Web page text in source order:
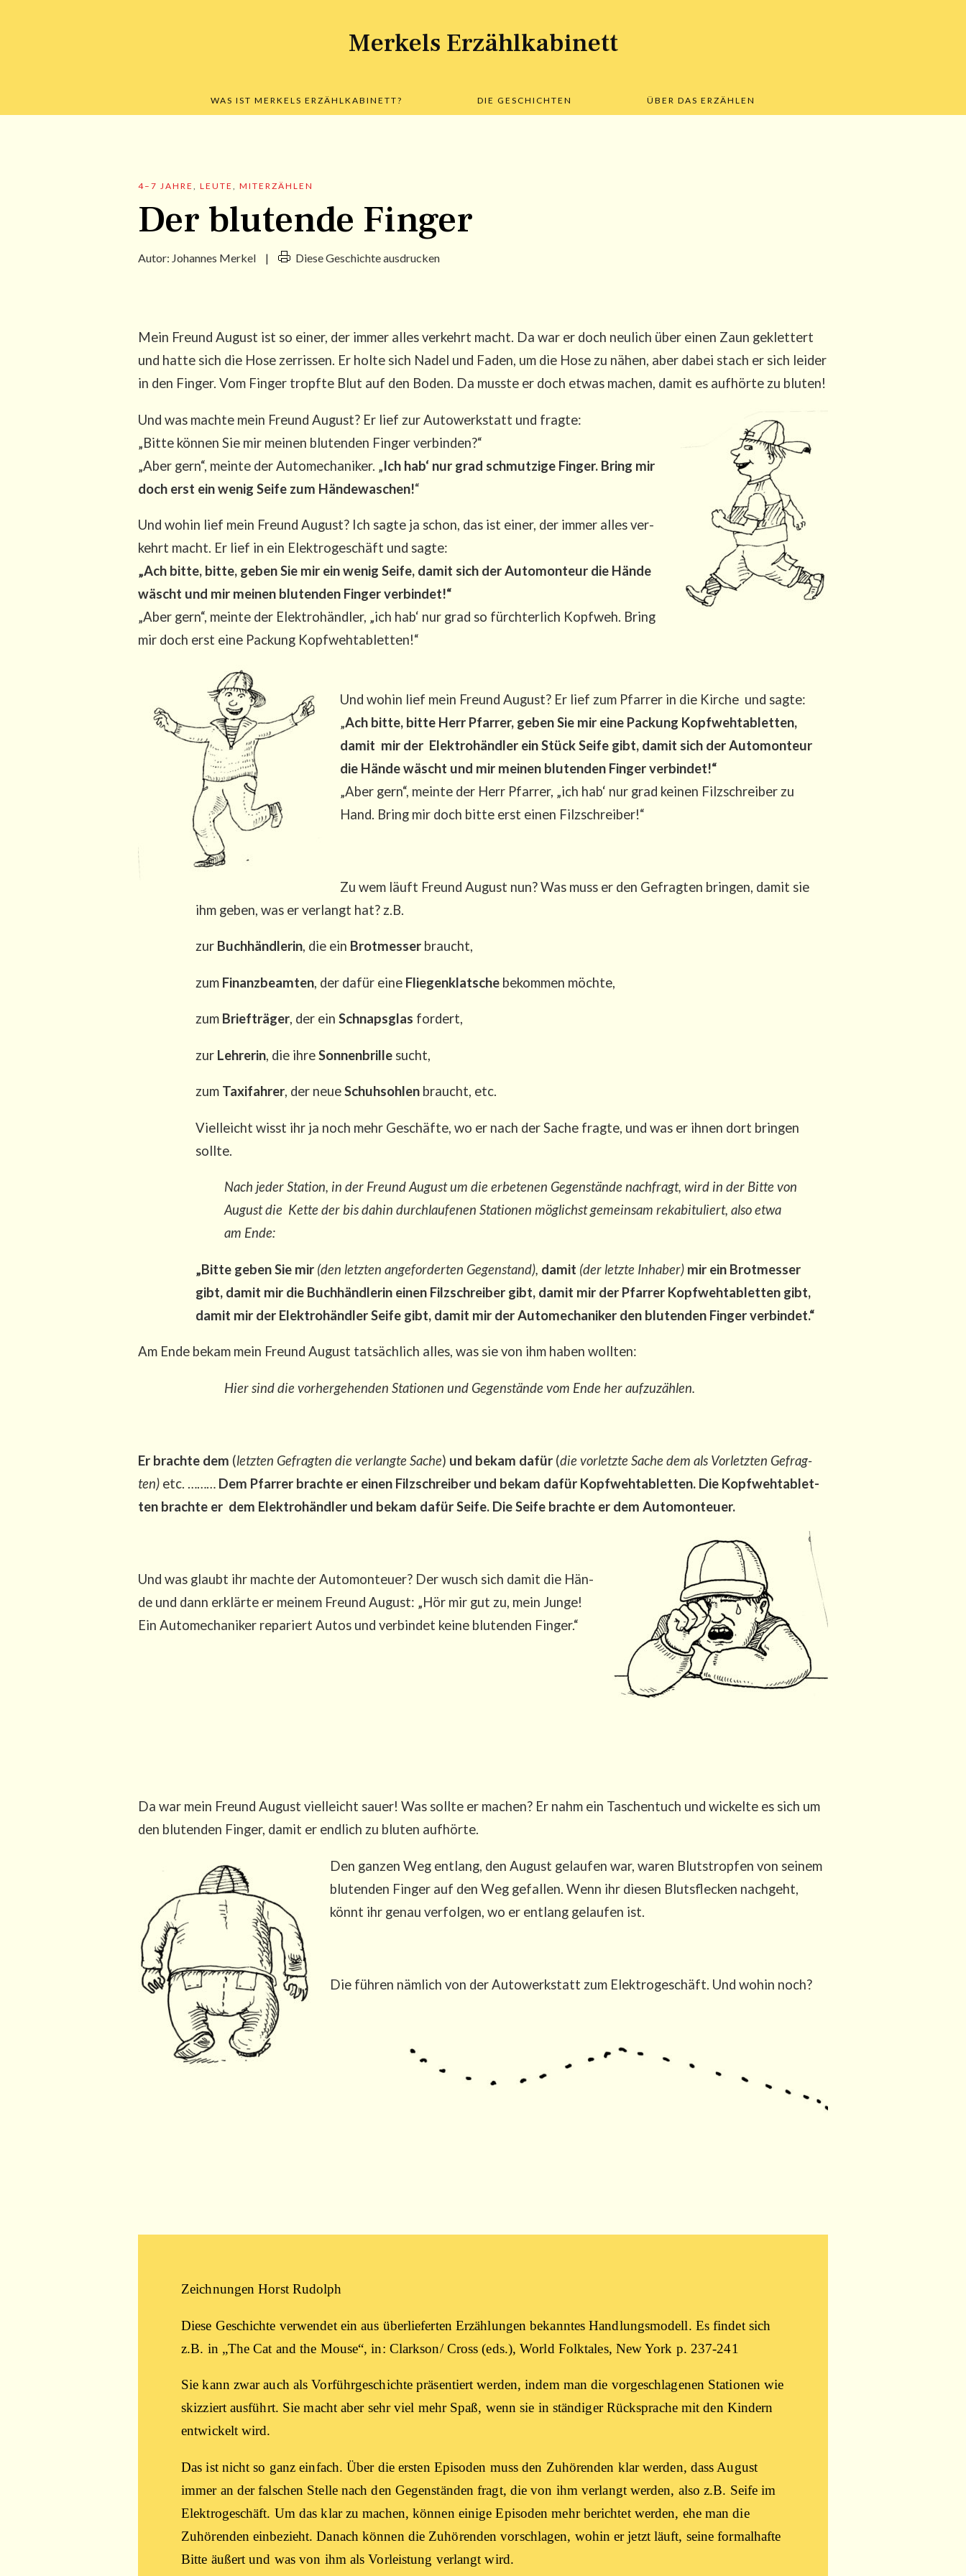
Merkels Erzählkabinett
Skip
WAS IST MERKELS ERZÄHLKABINETT? DIE GESCHICHTEN ÜBER DAS ERZÄHLEN
4–7 JAHRE , LEUTE , MITERZÄHLEN
Der blutende Finger
Autor: Johannes Merkel | Diese Geschichte ausdrucken
Mein Freund August ist so einer, der immer alles ver­kehrt macht. Da war er doch neu­lich über einen Zaun geklet­tert
und hat­te sich die Hose zer­ris­sen. Er hol­te sich Nadel und Faden, um die Hose zu nähen, aber dabei stach er sich lei­der
in den Fin­ger. Vom Fin­ger tropf­te Blut auf den Boden. Da muss­te er doch etwas machen, damit es auf­hör­te zu bluten!
Und was mach­te mein Freund August? Er lief zur Auto­werk­statt und frag­te:
„Bit­te kön­nen Sie mir mei­nen blu­ten­den Fin­ger ver­bin­den?“
„Aber gern“, mein­te der Auto­me­cha­ni­ker. „Ich hab‘ nur grad schmut­zi­ge Fin­ger. Bring mir
doch erst ein wenig Sei­fe zum Hän­de­wa­schen!“
Und wohin lief mein Freund August? Ich sag­te ja schon, das ist einer, der immer alles ver­
kehrt macht. Er lief in ein Elek­tro­ge­schäft und sag­te:
„Ach bit­te, bit­te, geben Sie mir ein wenig Sei­fe, damit sich der Auto­mon­teur die Hän­de
wäscht und mir mei­nen blu­ten­den Fin­ger ver­bin­det!“
„Aber gern“, mein­te der Elek­tro­händ­ler, „ich hab‘ nur grad so fürch­ter­lich Kopf­weh. Bring
mir doch erst eine Packung Kopfwehtabletten!“
Und wohin lief mein Freund August? Er lief zum Pfar­rer in die Kir­che und sag­te:
„Ach bit­te, bit­te Herr Pfar­rer, geben Sie mir eine Packung Kopf­weh­ta­blet­ten,
damit mir der Elek­tro­händ­ler ein Stück Sei­fe gibt, damit sich der Auto­mon­teur
die Hän­de wäscht und mir mei­nen blu­ten­den Fin­ger ver­bin­det!“
„Aber gern“, mein­te der Herr Pfar­rer, „ich hab‘ nur grad kei­nen Filz­schrei­ber zu
Hand. Bring mir doch bit­te erst einen Filzschreiber!“
Zu wem läuft Freund August nun? Was muss er den Gefrag­ten brin­gen, damit sie
ihm geben, was er ver­langt hat? z.B.
zur Buch­händ­le­rin, die ein Brot­mes­ser braucht,
zum Finanz­be­am­ten, der dafür eine Flie­gen­klat­sche bekom­men möchte,
zum Brief­trä­ger, der ein Schnaps­glas fordert,
zur Leh­re­rin, die ihreSon­nen­bril­le sucht,
zum Taxi­fah­rer, der neueSchuh­soh­len braucht, etc.
Viel­leicht wisst ihr ja noch mehr Geschäf­te, wo er nach der Sache frag­te, und was er ihnen dort brin­gen
sollte.
Nach jeder Sta­ti­on, in der Freund August um die erbe­te­nen Gegen­stän­de nach­fragt, wird in der Bit­te von
August die Ket­te der bis dahin durch­lau­fe­nen Sta­tio­nen mög­lichst gemein­sam reka­bi­tu­liert, also etwa
am Ende:
„Bit­te geben Sie mir (den letz­ten ange­for­der­ten Gegen­stand), damit (der letz­te Inha­ber) mir ein Brot­mes­ser
gibt, damit mir die Buch­händ­le­rin einen Filz­schrei­ber gibt, damit mir der Pfar­rer Kopf­weh­ta­blet­ten gibt,
damit mir der Elek­tro­händ­ler Sei­fe gibt, damit mir der Auto­me­cha­ni­ker den blu­ten­den Fin­ger verbindet.“
Am Ende bekam mein Freund August tat­säch­lich alles, was sie von ihm haben wollten:
Hier sind die vor­her­ge­hen­den Sta­tio­nen und Gegen­stän­de vom Ende her aufzuzählen.
Er brach­te dem (letz­ten Gefrag­ten die ver­lang­te Sache) und bekam dafür (die vor­letz­te Sache dem als Vor­letz­ten Gefrag­
ten) etc. ……… Dem Pfar­rer brach­te er einen Filz­schrei­ber und bekam dafür Kopf­weh­ta­blet­ten. Die Kopf­weh­ta­blet­
ten brach­te er dem Elek­tro­händ­ler und bekam dafür Sei­fe. Die Sei­fe brach­te er dem Automonteuer.
Und was glaubt ihr mach­te der Auto­mon­teu­er? Der wusch sich damit die Hän­
de und dann erklär­te er mei­nem Freund August: „Hör mir gut zu, mein Jun­ge!
Ein Auto­me­cha­ni­ker repa­riert Autos und ver­bin­det kei­ne blu­ten­den Finger.“
Da war mein Freund August viel­leicht sau­er! Was soll­te er machen? Er nahm ein Taschen­tuch und wickel­te es sich um
den blu­ten­den Fin­ger, damit er end­lich zu blu­ten aufhörte.
Den gan­zen Weg ent­lang, den August gelau­fen war, waren Bluts­trop­fen von sei­nem
blu­ten­den Fin­ger auf den Weg gefal­len. Wenn ihr die­sen Bluts­fle­cken nach­geht,
könnt ihr genau ver­fol­gen, wo er ent­lang gelau­fen ist.
Die füh­ren näm­lich von der Auto­werk­statt zum Elek­tro­ge­schäft. Und wohin noch?
Zeich­nun­gen Horst Rudolph
Die­se Geschich­te ver­wen­det ein aus über­lie­fer­ten Erzäh­lun­gen bekann­tes Hand­lungs­mo­dell. Es fin­det sich
z.B. in „The Cat and the Mou­se“, in: Clarkson/ Cross (eds.), World Folk­ta­les, New York p. 237-241
Sie kann zwar auch als Vor­führ­ge­schich­te prä­sen­tiert wer­den, indem man die vor­ge­schla­ge­nen Sta­tio­nen wie
skiz­ziert aus­führt. Sie macht aber sehr viel mehr Spaß, wenn sie in stän­di­ger Rück­spra­che mit den Kin­dern
ent­wi­ckelt wird.
Das ist nicht so ganz ein­fach. Über die ers­ten Epi­so­den muss den Zuhö­ren­den klar wer­den, dass August
immer an der fal­schen Stel­le nach den Gegen­stän­den fragt, die von ihm ver­langt wer­den, also z.B. Sei­fe im
Elek­tro­ge­schäft. Um das klar zu machen, kön­nen eini­ge Epi­so­den mehr berich­tet wer­den, ehe man die
Zuhö­ren­den ein­be­zieht. Danach kön­nen die Zuhö­ren­den vor­schla­gen, wohin er jetzt läuft, sei­ne for­mal­haf­te
Bit­te äußert und was von ihm als Vor­leis­tung ver­langt wird.